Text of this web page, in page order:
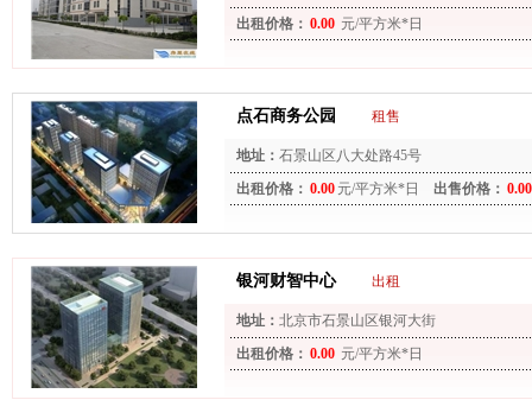
出租价格： 0.00 元/平方米*日
点石商务公园 租售
地址： 石景山区八大处路45号
出租价格： 0.00 元/平方米*日 出售价格： 0.00
银河财智中心 出租
地址： 北京市石景山区银河大街
出租价格： 0.00 元/平方米*日